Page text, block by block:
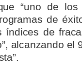
“uno de
de
índices de
alcanzando el